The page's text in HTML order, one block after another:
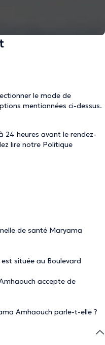
le mode de
mentionnées ci-dessus.
24 heures avant le rendez-
lire notre Politique
de santé Maryama
située au Boulevard
accepte de
Amhaouch parle-t-elle ?